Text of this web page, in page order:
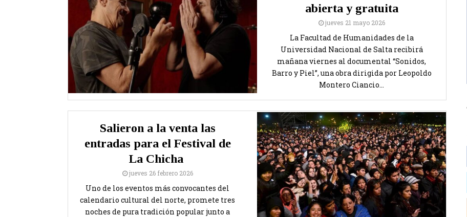
abierta y gratuita
jueves 21 mayo 2026
La Facultad de Humanidades de la
Universidad Nacional de Salta recibirá
mañana viernes al documental “Sonidos,
Barro y Piel”, una obra dirigida por Leopoldo
Montero Ciancio...
Salieron a la venta las
entradas para el Festival de
La Chicha
jueves 26 febrero 2026
Uno de los eventos más convocantes del
calendario cultural del norte, promete tres
noches de pura tradición popular junto a